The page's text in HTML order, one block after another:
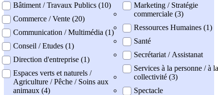
Bâtiment / Travaux Publics (10)
Commerce / Vente (20)
Communication / Multimédia (1)
Conseil / Etudes (1)
Direction d'entreprise (1)
Espaces verts et naturels /
Agriculture / Pêche / Soins aux
animaux (4)
Marketing / Stratégie
commerciale (3)
Ressources Humaines (1)
Santé
Secrétariat / Assistanat
Services à la personne / à la
collectivité (3)
Spectacle